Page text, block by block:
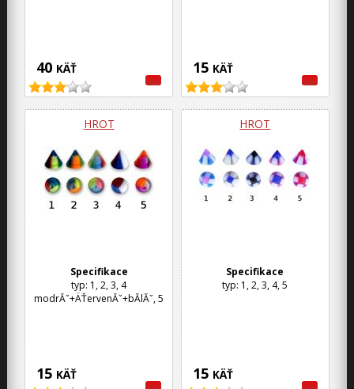
40 KÄŤ 15 KÄŤ
HROT
15 KÄŤ
Specifikace
typ: 1, 2, 3, 4
modrĂˇ+ÄŤervenĂˇ+bĂ­lĂˇ, 5
HROT
15 KÄŤ
Specifikace
typ: 1, 2, 3, 4, 5